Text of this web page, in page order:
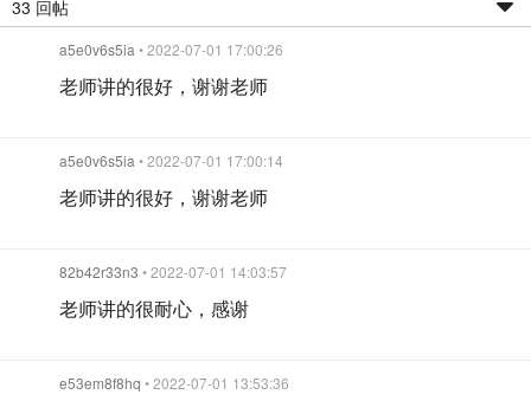
33 回帖
a5e0v6s5ia • 2022-07-01 17:00:26
老师讲的很好，谢谢老师
a5e0v6s5ia • 2022-07-01 17:00:14
老师讲的很好，谢谢老师
82b42r33n3 • 2022-07-01 14:03:57
老师讲的很耐心，感谢
e53em8f8hq • 2022-07-01 13:53:36